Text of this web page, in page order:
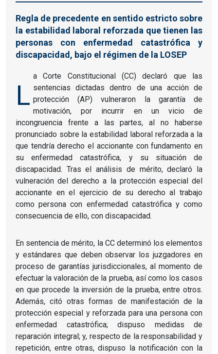
Regla de precedente en sentido estricto sobre
la estabilidad laboral reforzada que tienen las
personas con enfermedad catastrófica y
discapacidad, bajo el régimen de la LOSEP
L
a Corte Constitucional (CC) declaró que las
sentencias dictadas dentro de una acción de
protección (AP) vulneraron la garantía de
motivación, por incurrir en un vicio de
incongruencia frente a las partes, al no haberse
pronunciado sobre la estabilidad laboral reforzada a la
que tendría derecho el accionante con fundamento en
su enfermedad catastrófica, y su situación de
discapacidad. Tras el análisis de mérito, declaró la
vulneración del derecho a la protección especial del
accionante en el ejercicio de su derecho al trabajo
como persona con enfermedad catastrófica y como
consecuencia de ello, con discapacidad.
En sentencia de mérito, la CC determinó los elementos
y estándares que deben observar los juzgadores en
proceso de garantías jurisdiccionales, al momento de
efectuar la valoración de la prueba, así como los casos
en que procede la inversión de la prueba, entre otros.
Además, citó otras formas de manifestación de la
protección especial y reforzada para una persona con
enfermedad catastrófica; dispuso medidas de
reparación integral; y, respecto de la responsabilidad y
repetición, entre otras, dispuso la notificación con la